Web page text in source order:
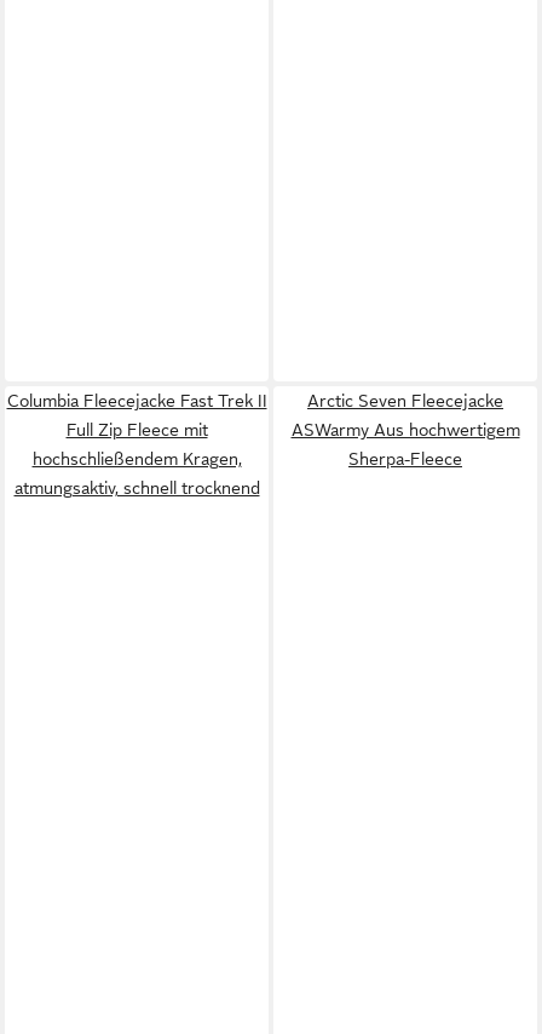
Columbia Fleecejacke Fast Trek II
Full Zip Fleece mit
hochschließendem Kragen,
atmungsaktiv, schnell trocknend
Arctic Seven Fleecejacke
ASWarmy Aus hochwertigem
Sherpa-Fleece